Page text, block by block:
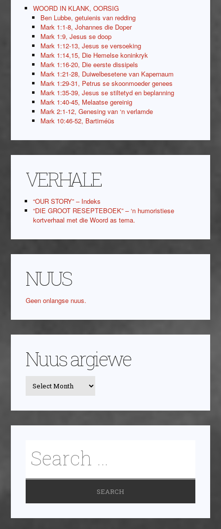
WOORD IN KLANK, OORSIG
Ben Lubbe, getuienis van redding
Mark 1:1-8, Johannes die Doper
Mark 1:9, Jesus se doop
Mark 1:12-13, Jesus se versoeking
Mark 1:14,15, Die Hemelse koninkryk
Mark 1:16-20, Die eerste dissipels
Mark 1:21-28, Duiwelbesetene van Kapernaum
Mark 1:29-31, Petrus se skoonmoeder genees
Mark 1:35-39, Jesus se stiltetyd en beplanning
Mark 1:40-45, Melaatse gereinig
Mark 2:1-12, Genesing van ‘n verlamde
Mark 10:46-52, Bartiméüs
VERHALE
“OUR STORY” – Indeks
“DIE GROOT RESEPTEBOEK” – ‘n humoristiese
kortverhaal met die Woord as tema.
NUUS
Geen onlangse nuus.
Nuus argiewe